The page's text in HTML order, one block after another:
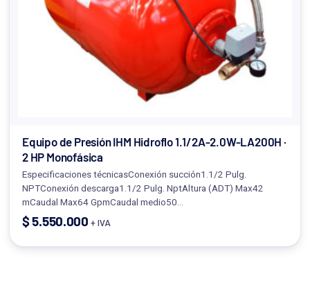
Equipo de Presión IHM Hidroflo 1.1/2A-2.0W-LA200H ·
2 HP Monofásica
Especificaciones técnicasConexión succión1.1/2 Pulg.
NPTConexión descarga1.1/2 Pulg. NptAltura (ADT) Max42
mCaudal Max64 GpmCaudal medio50…
$5.550.000 + IVA